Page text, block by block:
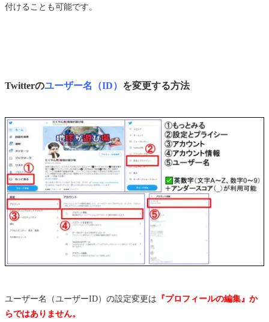
付けることも可能です。
Twitterのユーザー名（ID） を変更する方法
ユーザー名（ユーザーID）の設定変更は 『プロフィールの編集』か
らではありません。